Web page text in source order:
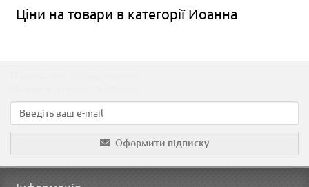
Ціни на товари в категорії Иоанна
Оформити підписку